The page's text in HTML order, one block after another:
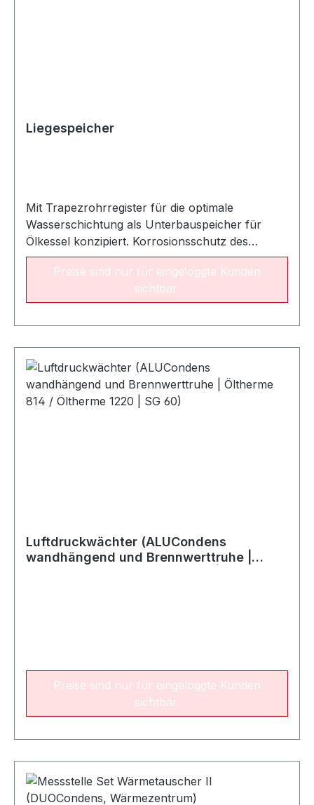
Liegespeicher
Mit Trapezrohrregister für die optimale
Wasserschichtung als Unterbauspeicher für
Ölkessel konzipiert. Korrosionsschutz des
Innenkessels durch hochwertige Emaillierung
inkl. Magnesiumschutzanode. Das
Rohrheizregister ist direkt in den Kessel
Wärmeisolierung aus PU-Schaum,
Stahlblechaußenmantel in weiß, Betriebsdruck
10 bar. 5 Jahre Garantie auf den Innenkessel.
Preise sind nur für eingeloggte Kunden
sichtbar.
Luftdruckwächter (ALUCondens
wandhängend und Brennwerttruhe |
Preise sind nur für eingeloggte Kunden
sichtbar.